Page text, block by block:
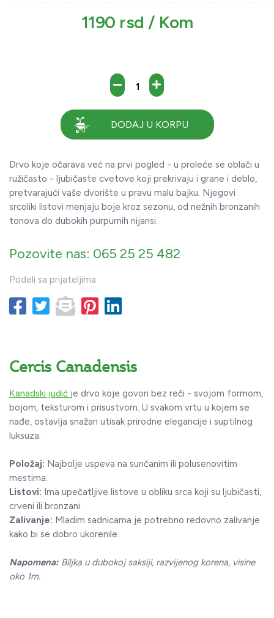
1190 rsd / Kom
DODAJ U KORPU
Drvo koje očarava već na prvi pogled - u proleće se oblači u
ružičasto - ljubičaste cvetove koji prekrivaju i grane i deblo,
pretvarajući vaše dvorište u pravu malu bajku. Njegovi
srcoliki listovi menjaju boje kroz sezonu, od nežnih bronzanih
tonova do dubokih purpurnih nijansi.
Pozovite nas: 065 25 25 482
Podeli sa prijateljima
Cercis Canadensis
Kanadski judić je drvo koje govori bez reči - svojom formom,
bojom, teksturom i prisustvom. U svakom vrtu u kojem se
nađe, ostavlja snažan utisak prirodne elegancije i suptilnog
luksuza.
Položaj: Najbolje uspeva na sunčanim ili polusenovitim
mestima.
Listovi: Ima upečatljive listove u obliku srca koji su ljubičasti,
crveni ili bronzani.
Zalivanje: Mladim sadnicama je potrebno redovno zalivanje
kako bi se dobro ukorenile.
Napomena: Biljka u dubokoj saksiji, razvijenog korena, visine
oko 1m.